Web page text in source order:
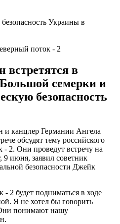
поток - 2
встретятся в
семерки и
безопасность
канцлер Германии Ангела
обсудят тему российского
- 2. Они проведут встречу на
9 июня, заявил советник
безопасности Джейк
2 будет подниматься в ходе
Я не хотел бы говорить
понимают нашу